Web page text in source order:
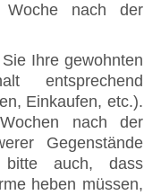
nach der
Ihre gewohnten
entsprechend
Einkaufen, etc.).
nach der
Gegenstände
bitte auch, dass
heben müssen,